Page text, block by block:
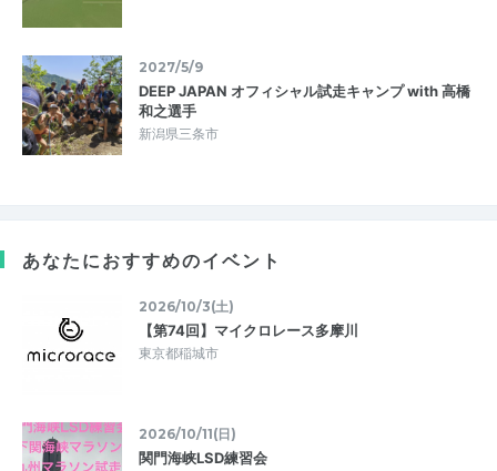
2027/5/9
DEEP JAPAN オフィシャル試走キャンプ with 高橋
和之選手
新潟県三条市
あなたにおすすめのイベント
2026/10/3(土)
【第74回】マイクロレース多摩川
東京都稲城市
2026/10/11(日)
関門海峡LSD練習会